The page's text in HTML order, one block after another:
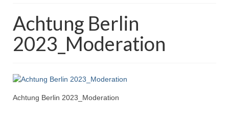
News
Fotos
Audio
Achtung Berlin
2023_Moderation
Achtung Berlin 2023_Moderation